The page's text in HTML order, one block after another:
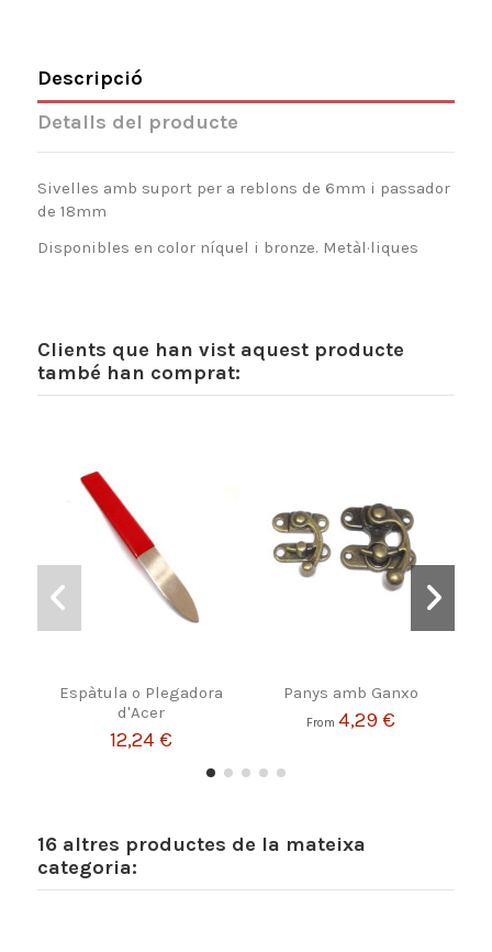
Descripció
Detalls del producte
Sivelles amb suport per a reblons de 6mm i passador
de 18mm
Disponibles en color níquel i bronze. Metàl·liques
Clients que han vist aquest producte
també han comprat:
Espàtula o Plegadora
d'Acer
12,24 €
Panys amb Ganxo
From 4,29 €
16 altres productes de la mateixa
categoria: